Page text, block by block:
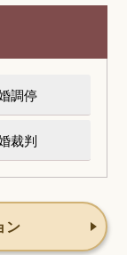
調停
裁判
ン